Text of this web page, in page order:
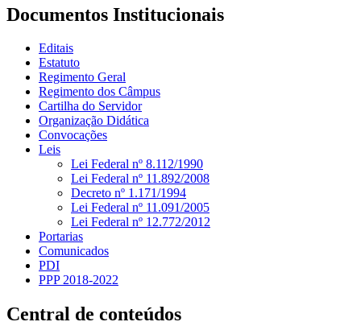
Documentos Institucionais
Editais
Estatuto
Regimento Geral
Regimento dos Câmpus
Cartilha do Servidor
Organização Didática
Convocações
Leis
Lei Federal nº 8.112/1990
Lei Federal nº 11.892/2008
Decreto nº 1.171/1994
Lei Federal nº 11.091/2005
Lei Federal nº 12.772/2012
Portarias
Comunicados
PDI
PPP 2018-2022
Central de conteúdos